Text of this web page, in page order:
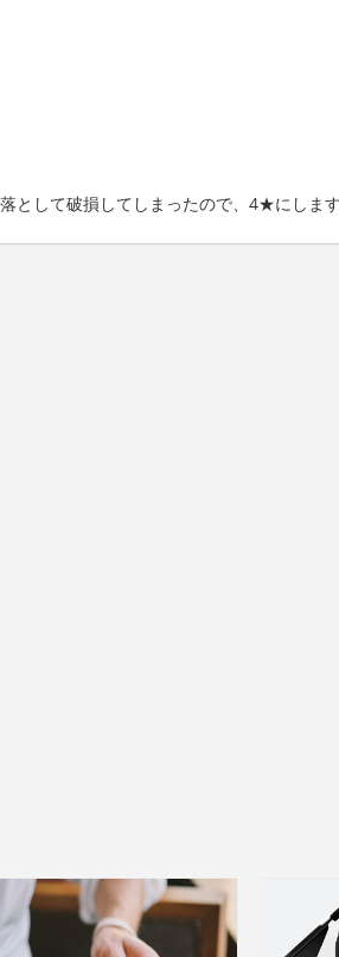
として破損してしまったので、4★にします